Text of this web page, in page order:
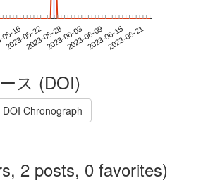
16
2023-05-222023-05-282023-06-032023-06-092023-06-152023-06-21
ス (DOI)
DOI Chronograph
2 posts, 0 favorites)